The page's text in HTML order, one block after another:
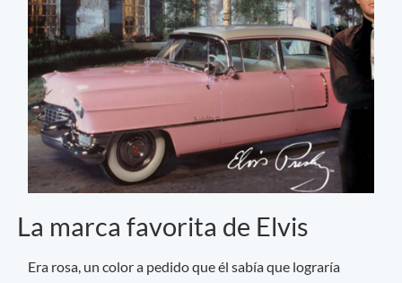
La marca favorita de Elvis
Era rosa, un color a pedido que él sabía que lograría